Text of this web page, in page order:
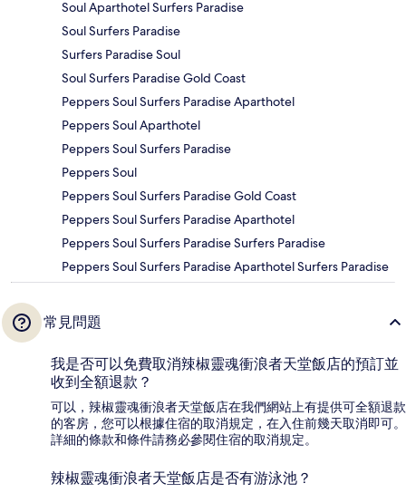
Soul Aparthotel Surfers Paradise
Soul Surfers Paradise
Surfers Paradise Soul
Soul Surfers Paradise Gold Coast
Peppers Soul Surfers Paradise Aparthotel
Peppers Soul Aparthotel
Peppers Soul Surfers Paradise
Peppers Soul
Peppers Soul Surfers Paradise Gold Coast
Peppers Soul Surfers Paradise Aparthotel
Peppers Soul Surfers Paradise Surfers Paradise
Peppers Soul Surfers Paradise Aparthotel Surfers Paradise
常見問題
我是否可以免費取消辣椒靈魂衝浪者天堂飯店的預訂並
收到全額退款？
可以，辣椒靈魂衝浪者天堂飯店在我們網站上有提供可全額退款
的客房，您可以根據住宿的取消規定，在入住前幾天取消即可。
詳細的條款和條件請務必參閱住宿的取消規定。
辣椒靈魂衝浪者天堂飯店是否有游泳池？